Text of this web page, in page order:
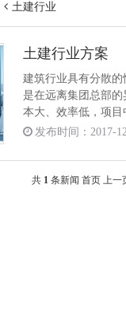
土建行业
土建行业方案
建筑行业具有分散
是在远离集团总部
本大、效率低，项
发布时间：2017-
共 1 条新闻 首页 上一